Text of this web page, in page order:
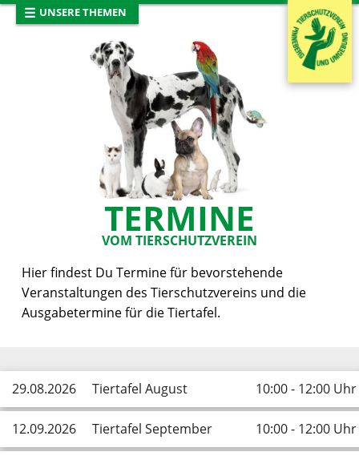
Startseite
Neues vom Tierschutz
Tiervermittlung
Entlaufene Tiere
Mitglied werden
Spendenaufruf
Presse
Das Team
Links
Pinnwand
Kontakt
☰ UNSERE THEMEN
TERMINE
VOM TIERSCHUTZVEREIN
Hier findest Du Termine für bevorstehende
Veranstaltungen des Tierschutzvereins und die
Ausgabetermine für die Tiertafel.
29.08.2026 Tiertafel August 10:00 - 12:00 Uhr
12.09.2026 Tiertafel September 10:00 - 12:00 Uhr